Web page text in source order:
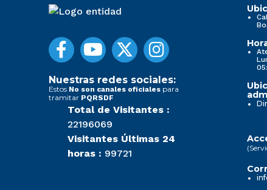
Nuestras redes sociales:
Estos No son canales oficiales para
tramitar PQRSDF
Total de Visitantes :
22196069
Visitantes Últimas 24
horas : 99721